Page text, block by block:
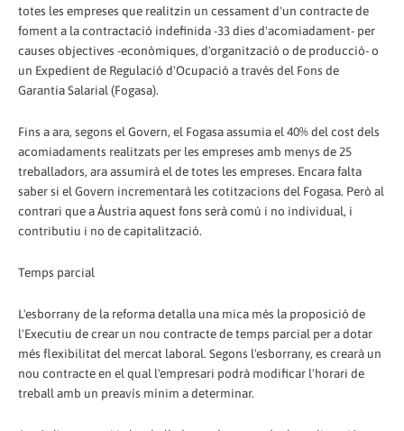
totes les empreses que realitzin un cessament d'un contracte de
foment a la contractació indefinida -33 dies d'acomiadament- per
causes objectives -econòmiques, d'organització o de producció- o
un Expedient de Regulació d'Ocupació a través del Fons de
Garantia Salarial (Fogasa).
Fins a ara, segons el Govern, el Fogasa assumia el 40% del cost dels
acomiadaments realitzats per les empreses amb menys de 25
treballadors, ara assumirà el de totes les empreses. Encara falta
saber si el Govern incrementarà les cotitzacions del Fogasa. Però al
contrari que a Àustria aquest fons serà comú i no individual, i
contributiu i no de capitalització.
Temps parcial
L'esborrany de la reforma detalla una mica més la proposició de
l'Executiu de crear un nou contracte de temps parcial per a dotar
més flexibilitat del mercat laboral. Segons l'esborrany, es crearà un
nou contracte en el qual l'empresari podrà modificar l'horari de
treball amb un preavís mínim a determinar.